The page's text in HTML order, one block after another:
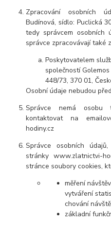
Zpracování osobních
Budínová, sídlo: Puclická
tedy správcem osobních
správce zpracovávají také
Poskytovatelem
společností
448/73, 370 01,
Osobní údaje nebudou
Správce nemá osobu
kontaktovat na
hodiny.cz
Správce osobních
stránky www.zlatnictvi-
stránce soubory cookies,
měření
vytváření
chování
základní